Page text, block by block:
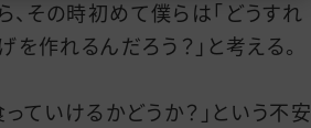
その時初めて僕らは「どうすれ
作れるんだろう？」と考える。
ていけるかどうか？」という不安